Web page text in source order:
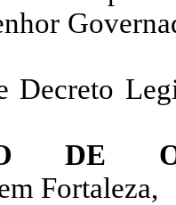
Decreto
DE
Fortaleza,